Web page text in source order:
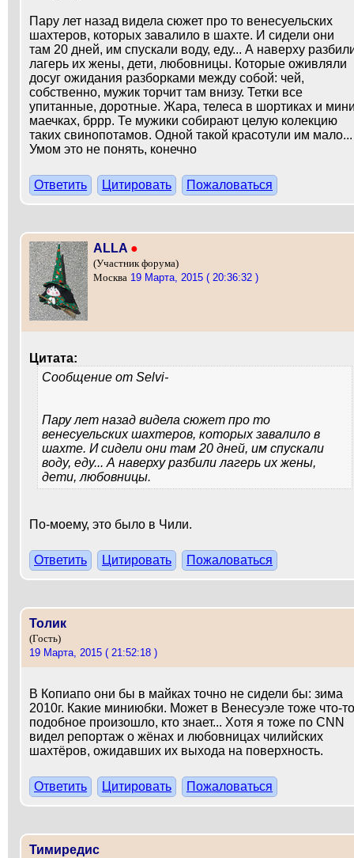
Пару лет назад видела сюжет про то венесуельских
шахтеров, которых завалило в шахте. И сидели они
там 20 дней, им спускали воду, еду... А наверху
лагерь их жены, дети, любовницы. Которые оживляли
досуг ожидания разборками между собой: чей,
собственно, мужик торчит там внизу. Тетки все
упитанные, доротные. Жара, телеса в шортиках и
маечках, бррр. Те мужики собирают целую колекцию
таких свинопотамов. Одной такой красотули им мало...
Умом это не понять, конечно
Ответить Цитировать Пожаловаться
ALLA ●
(Участник форума)
Москва 19 Марта, 2015 ( 20:36:32 )
Цитата:
Сообщение от Selvi-
Пару лет назад видела сюжет про то
венесуельских шахтеров, которых завалило в
шахте. И сидели они там 20 дней, им спускали
воду, еду... А наверху разбили лагерь их жены,
дети, любовницы.
По-моему, это было в Чили.
Ответить Цитировать Пожаловаться
Толик
(Гость)
19 Марта, 2015 ( 21:52:18 )
В Копиапо они бы в майках точно не сидели бы: зима
2010г. Какие миниюбки. Может в Венесуэле тоже что-то
подобное произошло, кто знает... Хотя я тоже по CNN
видел репортаж о жёнах и любовницах чилийских
шахтёров, ожидавших их выхода на поверхность.
Ответить Цитировать Пожаловаться
Тимиредис